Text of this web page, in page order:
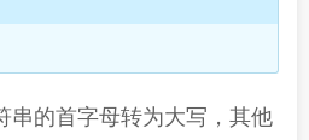
串的首字母转为大写，其他